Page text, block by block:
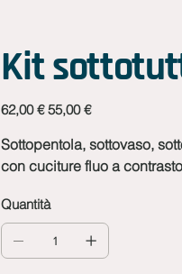
Kit
Prezzo
originale
62,00 € Prezzo
scontato
55,00 €
Sottopentola, sottovaso,
con cuciture fluo a
Quantità